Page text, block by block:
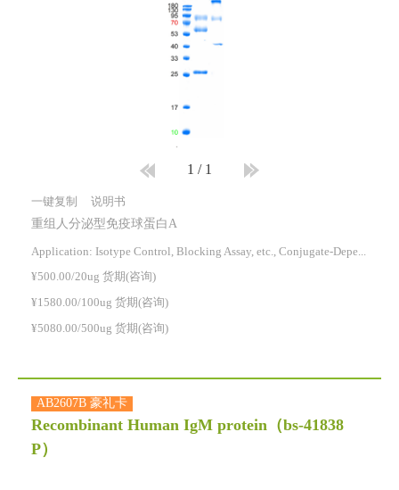
1 / 1
一键复制 说明书
重组人分泌型免疫球蛋白A
Application: Isotype Control, Blocking Assay, etc., Conjugate-Dependent.
¥500.00/20ug 货期(咨询)
¥1580.00/100ug 货期(咨询)
¥5080.00/500ug 货期(咨询)
AB2607B 豪礼卡
Recombinant Human IgM protein （bs-41838
P）